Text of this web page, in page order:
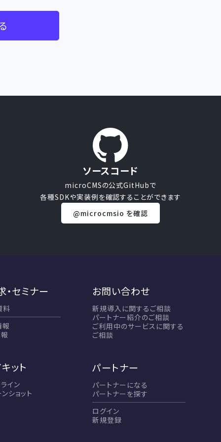
ソースコード
microCMSの公式GitHubで
各種SDKや実装例を確認することができます
@microcmsio を確認
・セミナー
料
報
ット
イン
ショット
お問い合わせ
新規導入に関するご相談
パートナー紹介のご相談
ご利用中のサービスに関する
ご相談
パートナー
パートナーになる
パートナーを探す
ログイン
新規登録